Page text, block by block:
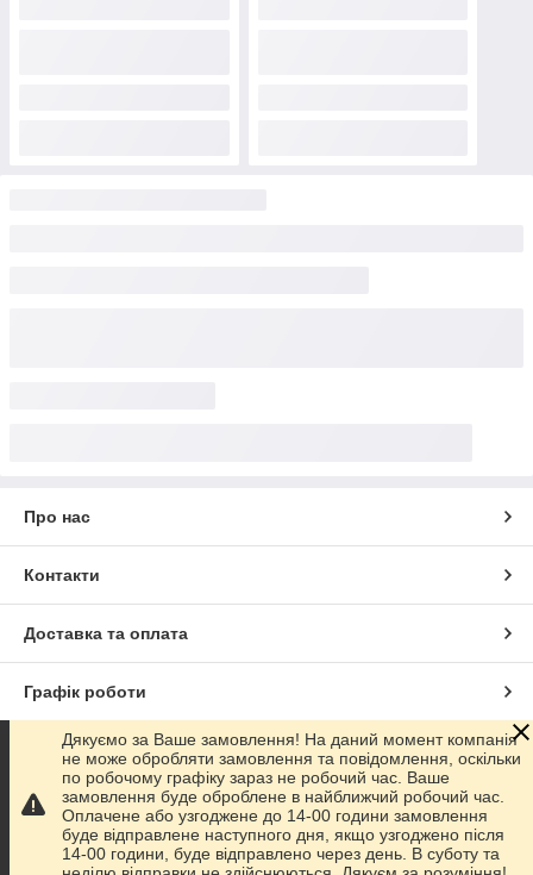
Про нас
Контакти
Доставка та оплата
Графік роботи
Повна версія сайту
Сайт створено на маркетплейсіProm.ua
Політика конфіденційності
Дякуємо за Ваше замовлення! На даний момент компанія
не може обробляти замовлення та повідомлення, оскільки
по робочому графіку зараз не робочий час. Ваше
замовлення буде оброблене в найближчий робочий час.
Оплачене або узгоджене до 14-00 години замовлення
буде відправлене наступного дня, якщо узгоджено після
14-00 години, буде відправлено через день. В суботу та